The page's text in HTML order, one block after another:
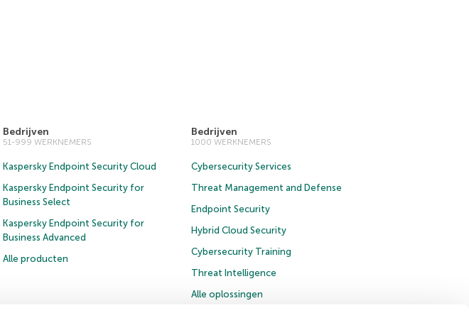
Bedrijven
51-999 WERKNEMERS
Kaspersky Endpoint Security Cloud
Kaspersky Endpoint Security for
Business Select
Kaspersky Endpoint Security for
Business Advanced
Alle producten
Bedrijven
1000 WERKNEMERS
Cybersecurity Services
Threat Management and Defense
Endpoint Security
Hybrid Cloud Security
Cybersecurity Training
Threat Intelligence
Alle oplossingen